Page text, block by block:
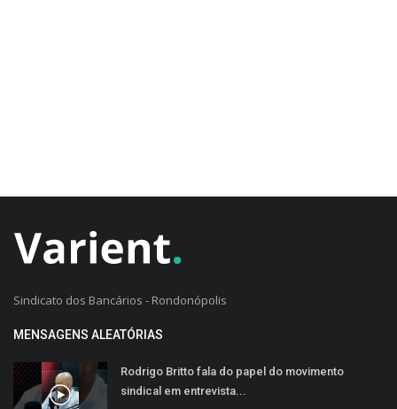
Sindicato dos Bancários - Rondonópolis
MENSAGENS ALEATÓRIAS
Rodrigo Britto fala do papel do movimento
sindical em entrevista...